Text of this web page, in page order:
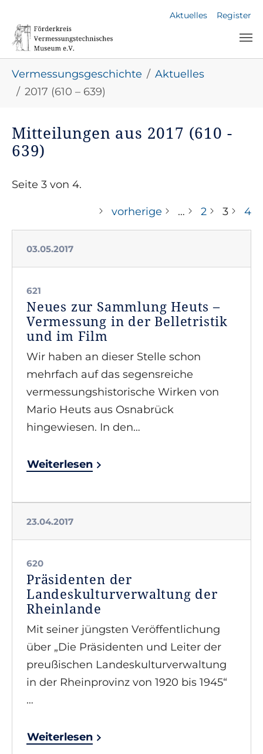
Aktuelles Register
Vermessungsgeschichte
Aktuelles
2017 (610 – 639)
Mitteilungen aus 2017 (610 -
639)
Seite 3 von 4.
vorherige … 2 3 4
03.05.2017
621
Neues zur Sammlung Heuts –
Vermessung in der Belletristik
und im Film
Wir haben an dieser Stelle schon
mehrfach auf das segensreiche
vermessungshistorische Wirken von
Mario Heuts aus Osnabrück
hingewiesen. In den…
Weiterlesen
23.04.2017
620
Präsidenten der
Landeskulturverwaltung der
Rheinlande
Mit seiner jüngsten Veröffentlichung
über „Die Präsidenten und Leiter der
preußischen Landeskulturverwaltung
in der Rheinprovinz von 1920 bis 1945“
…
Weiterlesen